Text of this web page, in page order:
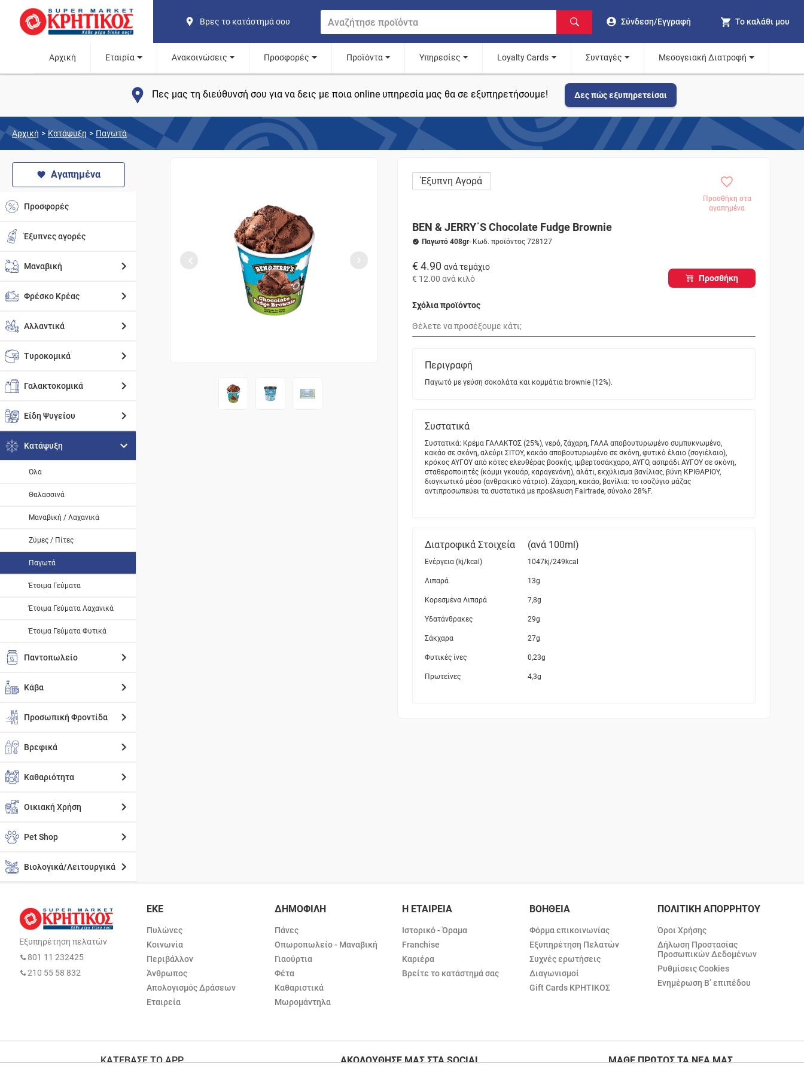
Βρες το κατάστημά σου Σύνδεση/Εγγραφή Το καλάθι μου
Αρχική Εταιρία Ανακοινώσεις Προσφορές Προϊόντα Υπηρεσίες Loyalty Cards Συνταγές Μεσογειακή Διατροφή
Πες μας τη διεύθυνσή σου για να δεις με ποια online υπηρεσία μας θα σε εξυπηρετήσουμε! Δες πώς εξυπηρετείσαι
Αρχική > Κατάψυξη > Παγωτά
Αγαπημένα
Προσφορές
Έξυπνες αγορές
Μαναβική
Φρέσκο Κρέας
Αλλαντικά
Τυροκομικά
Γαλακτοκομικά
Είδη Ψυγείου
Κατάψυξη
Όλα
Θαλασσινά
Μαναβική / Λαχανικά
Ζύμες / Πίτες
Παγωτά
Έτοιμα Γεύματα
Έτοιμα Γεύματα Λαχανικά
Έτοιμα Γεύματα Φυτικά
Παντοπωλείο
Κάβα
Προσωπική Φροντίδα
Βρεφικά
Καθαριότητα
Οικιακή Χρήση
Pet Shop
Βιολογικά/Λειτουργικά
Έξυπνη Αγορά
Προσθήκη στα
αγαπημένα
BEN & JERRY΄S Chocolate Fudge Brownie
Παγωτό 408gr- Κωδ. προϊόντος 728127
€ 4.90 ανά τεμάχιο
€ 12.00 ανά κιλό Προσθήκη
Σχόλια προϊόντος
Περιγραφή
Παγωτό με γεύση σοκολάτα και κομμάτια brownie (12%).
Συστατικά
Συστατικά: Κρέμα ΓΑΛΑΚΤΟΣ (25%), νερό, ζάχαρη, ΓΑΛΑ αποβουτυρωμένο συμπυκνωμένο,
κακάο σε σκόνη, αλεύρι ΣΙΤΟΥ, κακάο αποβουτυρωμένο σε σκόνη, φυτικό έλαιο (σογιέλαιο),
κρόκος ΑΥΓΟΥ από κότες ελευθέρας βοσκής, ιμβερτοσάκχαρο, ΑΥΓΟ, ασπράδι ΑΥΓΟΥ σε σκόνη,
σταθεροποιητές (κόμμι γκουάρ, καραγενάνη), αλάτι, εκχύλισμα βανίλιας, βύνη ΚΡΙΘΑΡΙΟΥ,
διογκωτικό μέσο (ανθρακικό νάτριο). Ζάχαρη, κακάο, βανίλια: το ισοζύγιο μάζας
αντιπροσωπεύει τα συστατικά με προέλευση Fairtrade, σύνολο 28%F.
Διατροφικά Στοιχεία (ανά 100ml)
Ενέργεια (kj/kcal) 1047kj/249kcal
Λιπαρά 13g
Κορεσμένα Λιπαρά 7,8g
Υδατάνθρακες 29g
Σάκχαρα 27g
Φυτικές ίνες 0,23g
Πρωτείνες 4,3g
Εξυπηρέτηση πελατών
801 11 232425
210 55 58 832
ΕΚΕ
Πυλώνες
Κοινωνία
Περιβάλλον
Άνθρωπος
Απολογισμός Δράσεων
Εταιρεία
ΔΗΜΟΦΙΛΗ
Πάνες
Οπωροπωλείο - Μαναβική
Γιαούρτια
Φέτα
Καθαριστικά
Μωρομάντηλα
Η ΕΤΑΙΡΕΙΑ
Ιστορικό - Όραμα
Franchise
Καριέρα
Βρείτε το κατάστημά σας
ΒΟΗΘΕΙΑ
Φόρμα επικοινωνίας
Εξυπηρέτηση Πελατών
Συχνές ερωτήσεις
Διαγωνισμοί
Gift Cards ΚΡΗΤΙΚΟΣ
ΠΟΛΙΤΙΚΗ ΑΠΟΡΡΗΤΟΥ
Όροι Χρήσης
Δήλωση Προστασίας
Προσωπικών Δεδομένων
Ρυθμίσεις Cookies
Ενημέρωση Β’ επιπέδου
ΚΑΤΕΒΑΣΕ ΤΟ APP ΑΚΟΛΟΥΘΗΣΕ ΜΑΣ ΣΤΑ SOCIAL ΜΑΘΕ ΠΡΩΤΟΣ ΤΑ ΝΕΑ ΜΑΣ